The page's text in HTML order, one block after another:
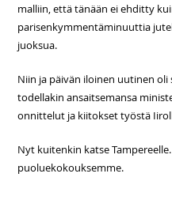
malliin, että tänään ei ehditty
parisenkymmentäminuuttia
juoksua.
Niin ja päivän iloinen uutinen
todellakin ansaitsemansa
onnittelut ja kiitokset työstä
Nyt kuitenkin katse
puoluekokouksemme.